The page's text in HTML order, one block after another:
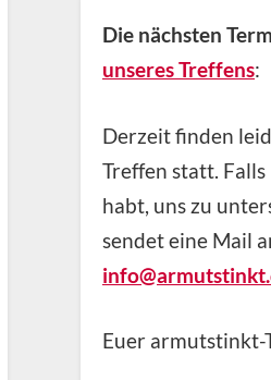
Die nächsten
unseres Treffens:
Derzeit finden
Treffen statt.
habt, uns zu
sendet eine Mail
Euer armutstinkt-